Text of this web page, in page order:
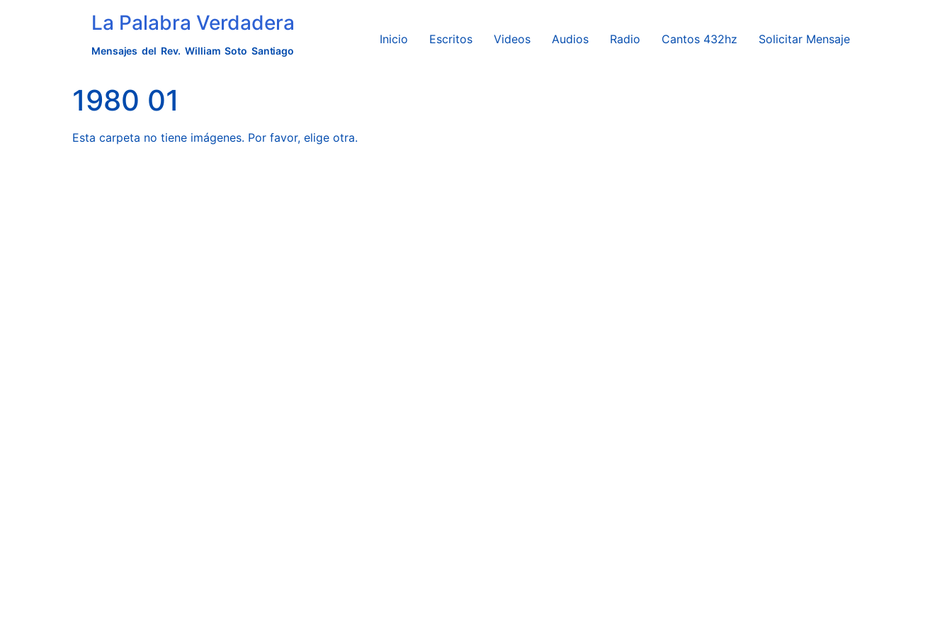
La Palabra Verdadera
Mensajes del Rev. William Soto Santiago
Inicio Escritos Videos Audios Radio Cantos 432hz Solicitar Mensaje
1980 01
Esta carpeta no tiene imágenes. Por favor, elige otra.